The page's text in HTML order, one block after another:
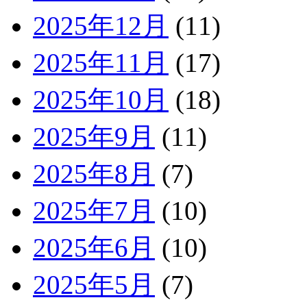
2025年12月 (11)
2025年11月 (17)
2025年10月 (18)
2025年9月 (11)
2025年8月 (7)
2025年7月 (10)
2025年6月 (10)
2025年5月 (7)